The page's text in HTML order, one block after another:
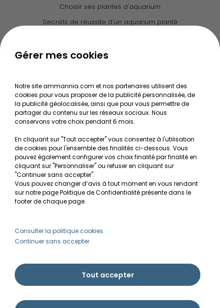
Choisir ses plantes d'aquarium
Secrets de réussite d'un aquarium planté
Le journal d'Ammannia
Recherche de Notices de produits
Mentions légales
Conditions générales de vente
RGPD
MON COMPTE
Avantages
Créer un compte client
Besoin d'aide ?
Gérer mes cookies
Notre site ammannia.com et nos partenaires utilisent des
cookies pour vous proposer de la publicité personnalisée, de
la publicité géolocalisée, ainsi que pour vous permettre de
partager du contenu sur les réseaux sociaux. Nous
conservons votre choix pendant 6 mois.
En cliquant sur "Tout accepter" vous consentez à l'utilisation
de cookies pour l'ensemble des finalités ci-dessous. Vous
pouvez également configurer vos choix finalité par finalité en
cliquant sur "Personnaliser" ou refuser en cliquant sur
"Continuer sans accepter".
Vous pouvez changer d’avis à tout moment en vous rendant
sur notre page Politique de Confidentialité présente dans le
footer de chaque page.
Consulter la politique cookies.
Continuer sans accepter
Tout accepter